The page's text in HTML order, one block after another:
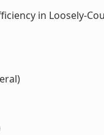
in Loosely-